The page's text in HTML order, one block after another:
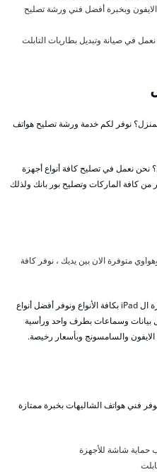
وبخبرة أفضل فني ورشة تصليح
في صيانة وتبديل بطاريات التابلت
نوفر لكم خدمة ورشة تصليح هواتف
نعمل في تصليح كافة أنواع أجهزة
من كافة الماركات وتصليح بور بانك ولذلك
متوفرة الان بين يديك ، نوفر كافة
نوفر خدمة تركيب حماية شاشة للتلفون وأجهزة ال iPad بكافة الأنواع ونوفر أفضل أنواع
بيانات وسماعات بطرف واحد ورأسية
والسامسونج وبأسعار رخيصة.
فني هواتف الشاليهات بخبرة ممتازة
حماية شاشة للأجهزة